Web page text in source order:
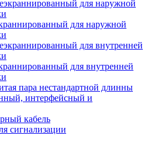
для наружной
для наружной
для внутренней
для внутренней
пара нестандартной длинны
интерфейсный и
кабель
сигнализации